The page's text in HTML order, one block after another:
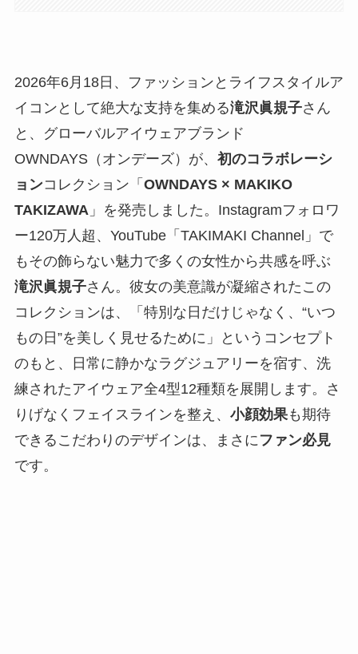
2026年6月18日、ファッションとライフスタイルア
イコンとして絶大な支持を集める滝沢眞規子さん
と、グローバルアイウェアブランド
OWNDAYS（オンデーズ）が、 初のコラボレーシ
ョンコレクション「 OWNDAYS × MAKIKO
TAKIZAWA 」を発売しました。Instagramフォロワ
ー120万人超、YouTube「TAKIMAKI Channel」で
もその飾らない魅力で多くの女性から共感を呼ぶ
滝沢眞規子さん。彼女の美意識が凝縮されたこの
コレクションは、「特別な日だけじゃなく、“いつ
もの日”を美しく見せるために」というコンセプト
のもと、日常に静かなラグジュアリーを宿す、洗
練されたアイウェア全4型12種類を展開します。さ
りげなくフェイスラインを整え、 小顔効果も期待
できるこだわりのデザインは、まさに ファン必見
です。